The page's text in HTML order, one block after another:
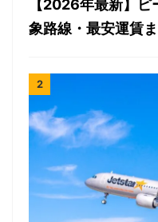
【2026年最新】
象路線・最安運賃